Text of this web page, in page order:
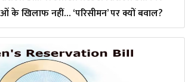
के खिलाफ नहीं… ‘परिसीमन’ पर क्यों बवाल?